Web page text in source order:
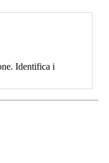
Identifica i